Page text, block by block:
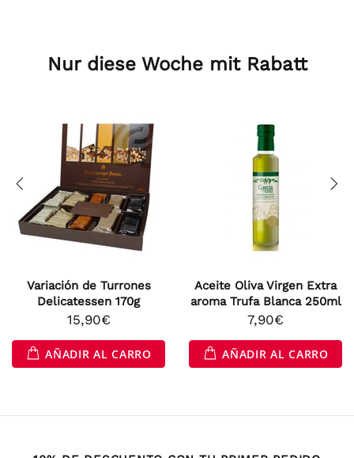
Nur diese Woche mit Rabatt
Variación de Turrones
Delicatessen 170g
15,90€
AÑADIR AL CARRO
Aceite Oliva Virgen Extra
aroma Trufa Blanca 250ml
7,90€
AÑADIR AL CARRO